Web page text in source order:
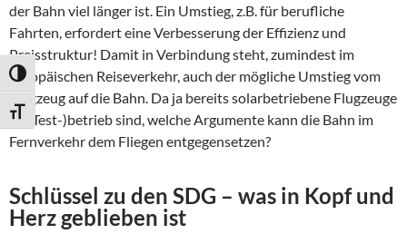
UMSCHALTEN AUF HOHE KONTRASTE
SCHRIFT VERGRÖSSERN
der Bahn viel länger ist. Ein Umstieg, z.B. für berufliche
Fahrten, erfordert eine Verbesserung der Effizienz und
Preisstruktur! Damit in Verbindung steht, zumindest im
europäischen Reiseverkehr, auch der mögliche Umstieg vom
Flugzeug auf die Bahn. Da ja bereits solarbetriebene Flugzeuge
im (Test-)betrieb sind, welche Argumente kann die Bahn im
Fernverkehr dem Fliegen entgegensetzen?
Schlüssel zu den SDG – was in Kopf und
Herz geblieben ist